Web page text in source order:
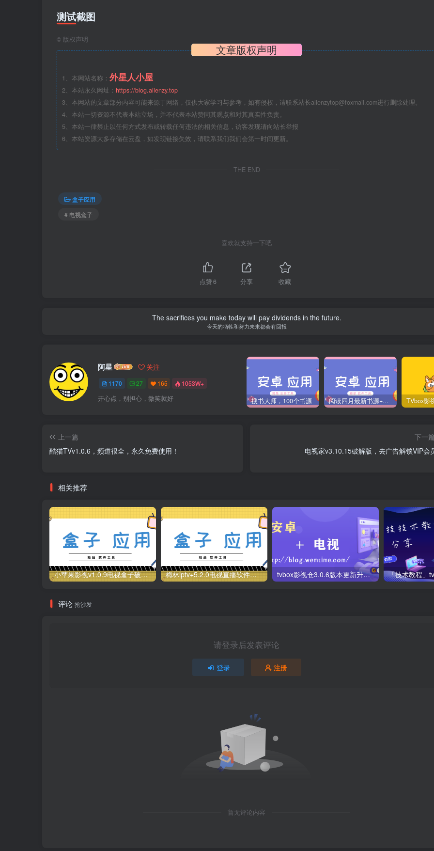
测试截图
© 版权声明
文章版权声明
1、本网站名称： 外星人小屋
2、本站永久网址： https://blog.alienzy.top
3、本网站的文章部分内容可能来源于网络，仅供大家学习与参考，如有侵权，请联系站长alienzytop@foxmail.com进行删除处理。
4、本站一切资源不代表本站立场，并不代表本站赞同其观点和对其真实性负责。
5、本站一律禁止以任何方式发布或转载任何违法的相关信息，访客发现请向站长举报
6、本站资源大多存储在云盘，如发现链接失效，请联系我们我们会第一时间更新。
THE END
盒子应用
# 电视盒子
喜欢就支持一下吧
点赞6 分享 收藏
The sacrifices you make today will pay dividends in the future.
今天的牺牲和努力未来都会有回报
阿星 关注
1170 27 165 1053W+
开心点，别担心，微笑就好 搜书大师，100个书源 阅读四月最新书源+阅读TTS语音引擎安装教程
上一篇
酷猫TVv1.0.6，频道很全，永久免费使用！
下一
电视家v3.10.15破解版，去广告解锁VIP会
相关推荐
小苹果影视v1.0.9电视盒子破解版下载，继续免费白嫖直播和点播！ 梅林iptv+5.2.0电视直播软件下载，啥频道分类都有哦！密码24680！ tvbox影视仓3.0.6版本更新升级，附最新可用tvbox影视仓库接口地址！
评论 抢沙发
请登录后发表评论
登录 注册
暂无评论内容